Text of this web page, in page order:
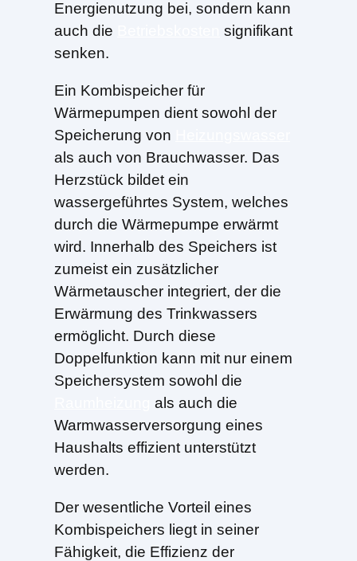
Energienutzung bei, sondern kann
auch die
signifikant
senken.
Ein Kombispeicher für
Wärmepumpen dient sowohl der
Speicherung von
als auch von Brauchwasser. Das
Herzstück bildet ein
wassergeführtes System, welches
durch die Wärmepumpe erwärmt
wird. Innerhalb des Speichers ist
zumeist ein zusätzlicher
Wärmetauscher integriert, der die
Erwärmung des Trinkwassers
ermöglicht. Durch diese
Doppelfunktion kann mit nur einem
Speichersystem sowohl die
als auch die
Warmwasserversorgung eines
Haushalts effizient unterstützt
werden.
Der wesentliche Vorteil eines
Kombispeichers liegt in seiner
Fähigkeit, die Effizienz der